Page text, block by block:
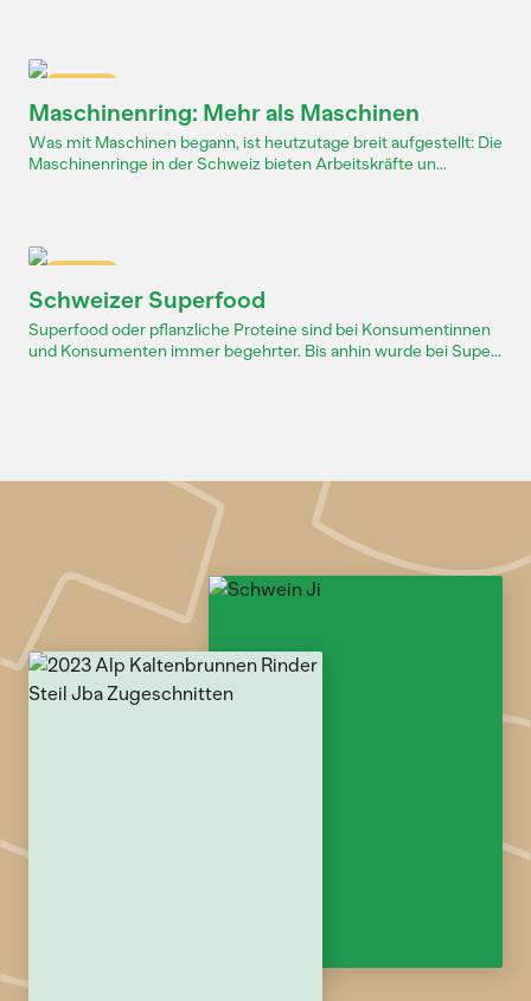
Maschinenring: Mehr als Maschinen
Was mit Maschinen begann, ist heutzutage breit aufgestellt: Die
Maschinenringe in der Schweiz bieten Arbeitskräfte un...
Schweizer Superfood
Superfood oder pflanzliche Proteine sind bei Konsumentinnen
und Konsumenten immer begehrter. Bis anhin wurde bei Supe...